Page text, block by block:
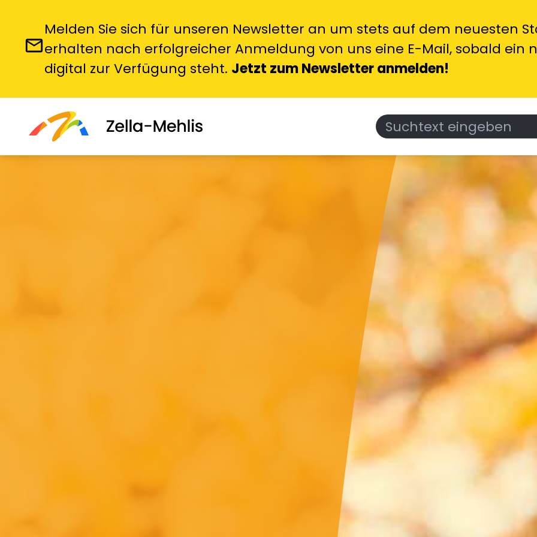
email
Melden Sie sich für unseren Newsletter an um stets auf dem neuesten
erhalten nach erfolgreicher Anmeldung von uns eine E-Mail, sobald ein
digital zur Verfügung steht. Jetzt zum Newsletter anmelden!